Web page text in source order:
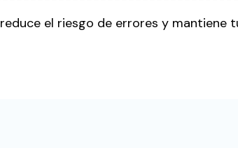
reduce el riesgo de errores y mantiene